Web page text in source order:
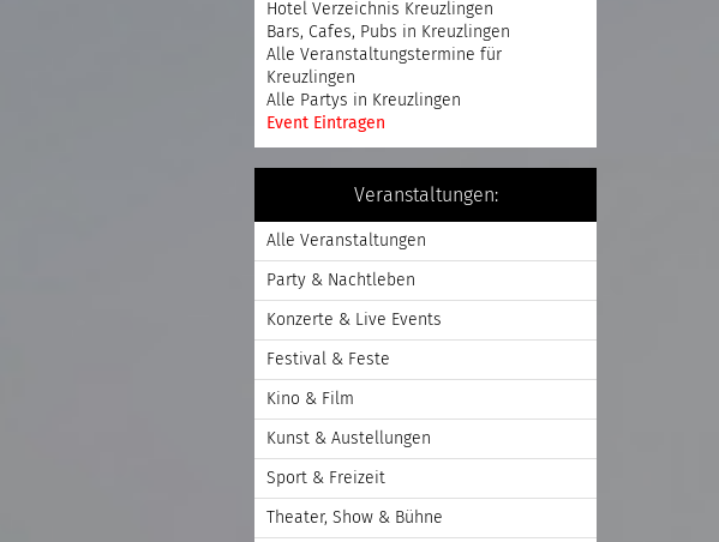
Hotel Verzeichnis Kreuzlingen
Bars, Cafes, Pubs in Kreuzlingen
Alle Veranstaltungstermine für
Kreuzlingen
Alle Partys in Kreuzlingen
Event Eintragen
Veranstaltungen:
Alle Veranstaltungen
Party & Nachtleben
Konzerte & Live Events
Festival & Feste
Kino & Film
Kunst & Austellungen
Sport & Freizeit
Theater, Show & Bühne